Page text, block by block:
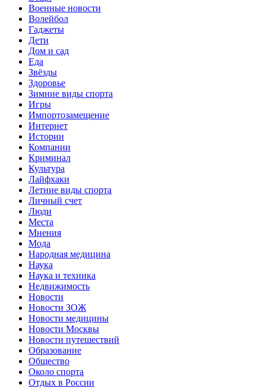
Военные новости
Волейбол
Гаджеты
Дети
Дом и сад
Еда
Звёзды
Здоровье
Зимние виды спорта
Игры
Импортозамещение
Интернет
Истории
Компании
Криминал
Культура
Лайфхаки
Летние виды спорта
Личный счет
Люди
Места
Мнения
Мода
Народная медицина
Наука
Наука и техника
Недвижимость
Новости
Новости ЗОЖ
Новости медицины
Новости Москвы
Новости путешествий
Образование
Общество
Около спорта
Отдых в России